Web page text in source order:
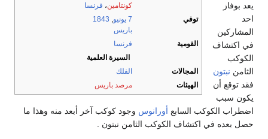
كونتامين، فرنسا
توفي
7 يونيو ,
1843
باريس
القومية
فرنسا
السيرة العلمية
المجالات
الفلك
الهيئات
مرصد باريس
يعد بوفاز
احد
المشاركين
في اكتشاف
الكوكب
الثامن نبتون
فقد توقع أن
يكون سبب
اضطراب الكوكب السابع أورانوس وجود كوكب آخر أبعد منه وهذا ما
حصل بعده في اكتشاف الكوكب الثامن نبتون .